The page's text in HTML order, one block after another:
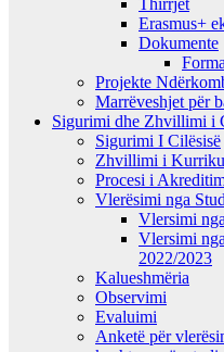
Erasmus+
Dokumente
Projekte
Marrëveshjet për
Sigurimi dhe Zhvillimi i
Sigurimi I Cilësisë
Zhvillimi i
Procesi i
Vlerësimi nga
Vlersimi
Vlersimi
2022/2023
Kalueshmëria
Observimi
Evaluimi
Anketë për